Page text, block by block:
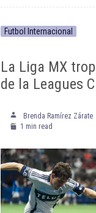
Futbol Internacional
La Liga MX
de la Leagues
Brenda Ramírez Zárate
1 min read